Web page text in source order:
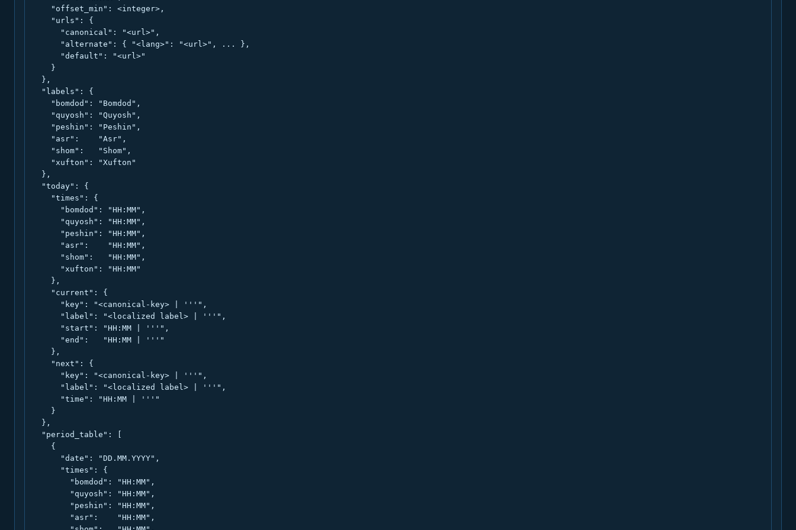
    "offset_min": <integer>,
    "urls": {
      "canonical": "<url>",
      "alternate": { "<lang>": "<url>", ... },
      "default": "<url>"
    }
  },
  "labels": {
    "bomdod": "Bomdod",
    "quyosh": "Quyosh",
    "peshin": "Peshin",
    "asr":    "Asr",
    "shom":   "Shom",
    "xufton": "Xufton"
  },
  "today": {
    "times": {
      "bomdod": "HH:MM",
      "quyosh": "HH:MM",
      "peshin": "HH:MM",
      "asr":    "HH:MM",
      "shom":   "HH:MM",
      "xufton": "HH:MM"
    },
    "current": {
      "key": "<canonical-key> | '''",
      "label": "<localized label> | '''",
      "start": "HH:MM | '''",
      "end":   "HH:MM | '''"
    },
    "next": {
      "key": "<canonical-key> | '''",
      "label": "<localized label> | '''",
      "time": "HH:MM | '''"
    }
  },
  "period_table": [
    {
      "date": "DD.MM.YYYY",
      "times": {
        "bomdod": "HH:MM",
        "quyosh": "HH:MM",
        "peshin": "HH:MM",
        "asr":    "HH:MM",